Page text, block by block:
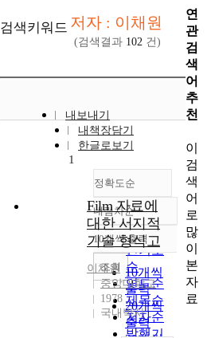
검색키워드 저자 : 이채원
(검색결과 102 건)
내보내기
내책장담기
한글로보기
정확도순
정확도
순
인기도
순
연도순
제목순
저자순
발행기
내림차순
내림차순
10개씩 출력
10개씩
출력
20개씩
출력
조회
1
Film 자료에
대한 서지적
기술 형식고
이채원
중앙대학교
1978
국내박사
연
관
검
색
어
추
천
이
검
색
어
로
많
이
본
자
료